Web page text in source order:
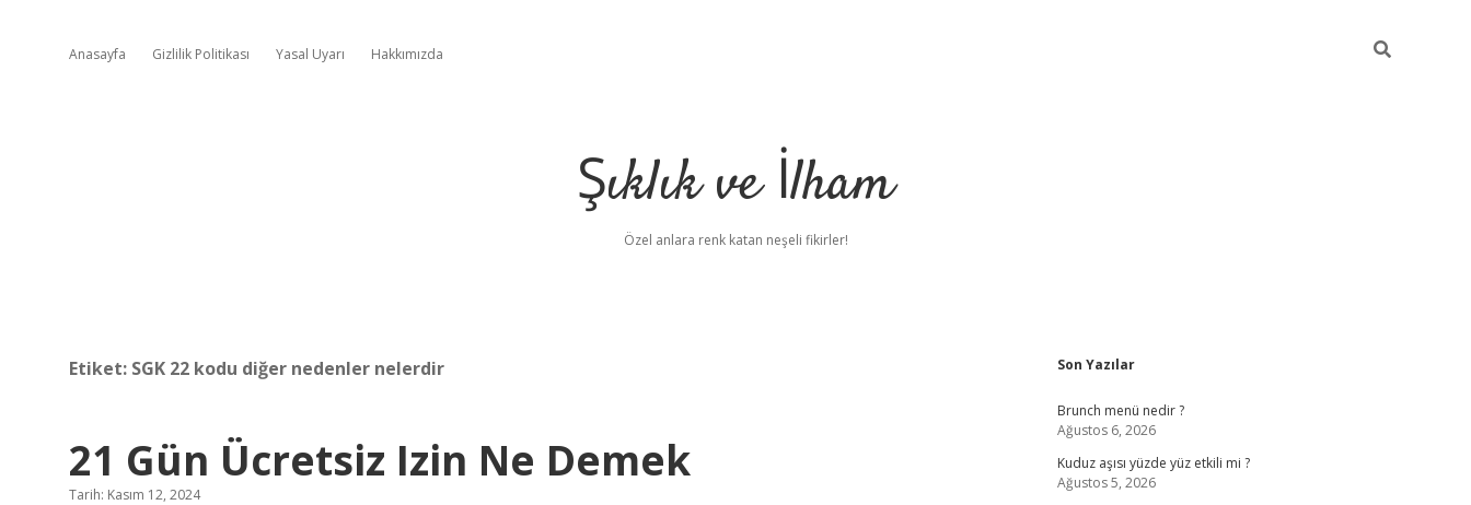
Anasayfa Gizlilik Politikası Yasal Uyarı Hakkımızda
Şıklık ve İlham
Özel anlara renk katan neşeli fikirler!
Etiket: SGK 22 kodu diğer nedenler nelerdir
21 Gün Ücretsiz Izin Ne Demek
Tarih: Kasım 12, 2024
Sidebar
Son Yazılar
Brunch menü nedir ?
Ağustos 6, 2026
Kuduz aşısı yüzde yüz etkili mi ?
Ağustos 5, 2026